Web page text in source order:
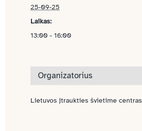
25-09-25
Laikas:
13:00 - 16:00
Organizatorius
Lietuvos įtraukties švietime centras